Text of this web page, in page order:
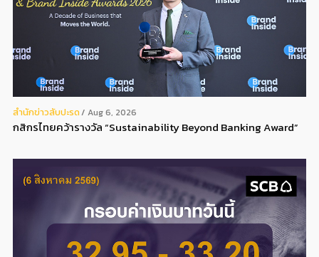
สํานักข่าวสับปะรด Aug 6, 2026
กสิกรไทยคว้ารางวัล “Sustainability Beyond Banking Award”